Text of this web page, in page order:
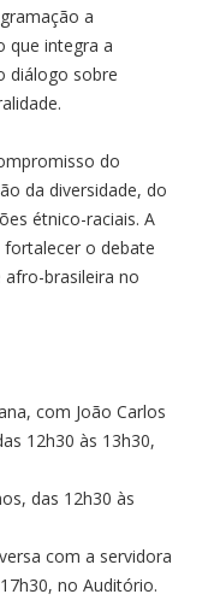
a
que integra a
diálogo sobre
do
da diversidade, do
étnico-raciais. A
o debate
brasileira no
com João Carlos
12h30 às 13h30,
das 12h30 às
com a servidora
no Auditório.